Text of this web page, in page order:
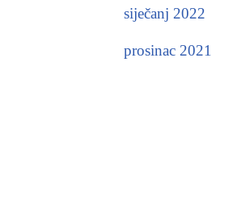
siječanj 2022
prosinac 2021